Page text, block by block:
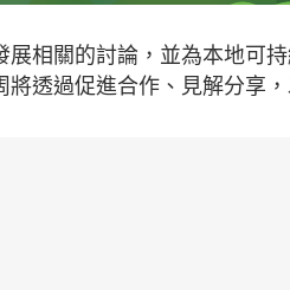
展相關的討論，並為本地可
透過促進合作、見解分享